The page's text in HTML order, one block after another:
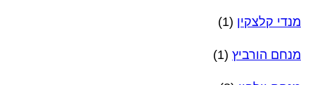
מנדי קלצקין (1)
מנחם הורביץ (1)